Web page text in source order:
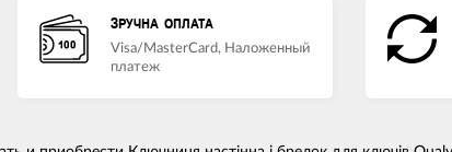
ЗРУЧНА ОПЛАТА
Visa/MasterCard, Наложенный
платеж